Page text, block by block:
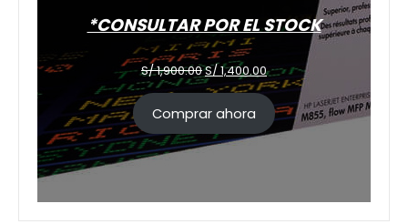
*CONSULTAR POR EL STOCK
S/1,900.00El
precio
original
era:
S/ 1,900.00.
S/1,400.00El
precio
actual
es:
S/ 1,400.00.
Comprar ahora